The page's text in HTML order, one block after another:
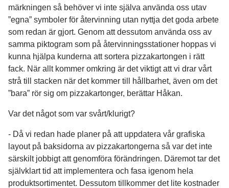
märkningen så behöver vi inte själva använda oss utav
”egna” symboler för återvinning utan nyttja det goda arbete
som redan är gjort. Genom att dessutom använda oss av
samma piktogram som på återvinningsstationer hoppas vi
kunna hjälpa kunderna att sortera pizzakartongen i rätt
fack. När allt kommer omkring är det viktigt att vi drar vårt
strå till stacken när det kommer till hållbarhet, även om det
”bara” rör sig om pizzakartonger, berättar Håkan.
Var det något som var svårt/klurigt?
- Då vi redan hade planer på att uppdatera vår grafiska
layout på baksidorna av pizzakartongerna så var det inte
särskilt jobbigt att genomföra förändringen. Däremot tar det
självklart tid att implementera och fasa igenom hela
produktsortimentet. Dessutom tillkommer det lite kostnader